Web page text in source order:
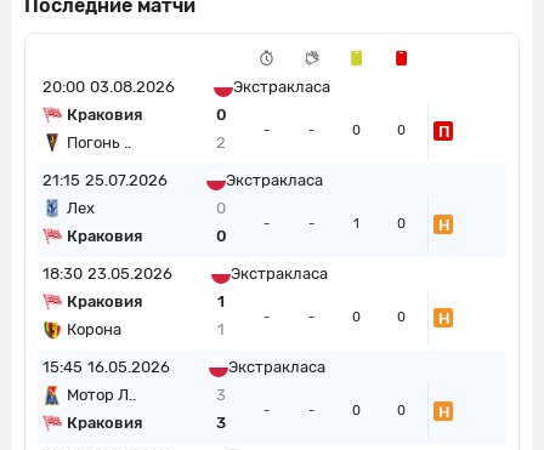
Последние матчи
20:00 03.08.2026
Экстракласа
Краковия
0
Погонь ..
2
- - 0 0 П
21:15 25.07.2026
Экстракласа
Лех
0
Краковия
0
- - 1 0 Н
18:30 23.05.2026
Экстракласа
Краковия
1
Корона
1
- - 0 0 Н
15:45 16.05.2026
Экстракласа
Мотор Л..
3
Краковия
3
- - 0 0 Н